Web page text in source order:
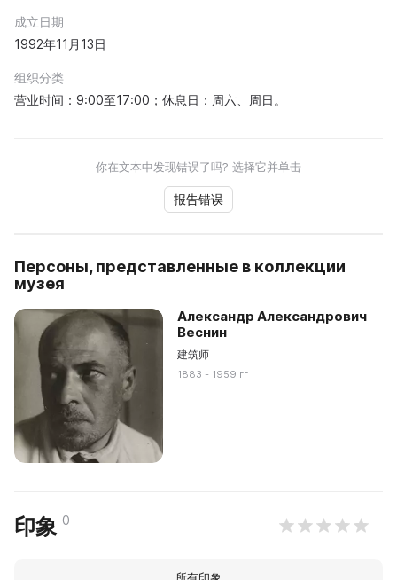
成立日期
1992年11月13日
组织分类
营业时间：9:00至17:00；休息日：周六、周日。
你在文本中发现错误了吗? 选择它并单击
报告错误
Персоны, представленные в коллекции
музея
Александр Александрович
Веснин
建筑师
1883 - 1959 гг
印象 0
所有印象